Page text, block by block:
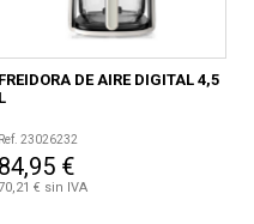
FREIDORA DE AIRE DIGITAL 4,5
L
Ref. 23026232
84,95 €
€ sin IVA